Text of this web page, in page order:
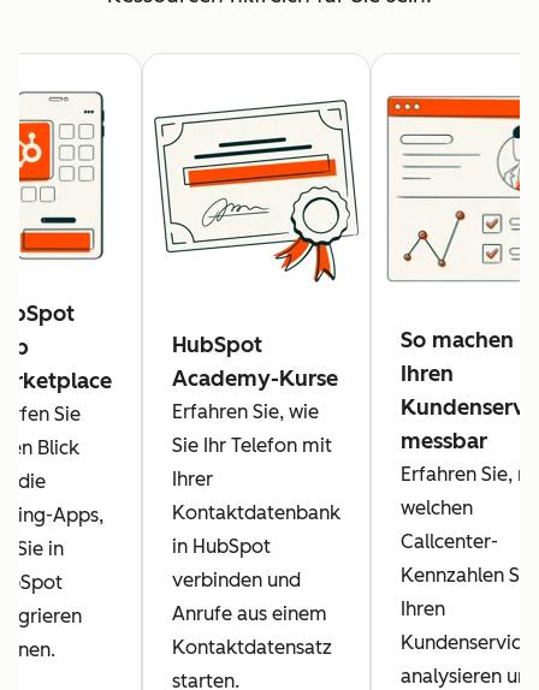
Sie
Blick
die
Apps,
Sie in
HubSpot
Academy-Kurse
Erfahren Sie, wie
Sie Ihr Telefon mit
Ihrer
Kontaktdatenbank
in HubSpot
verbinden und
Anrufe aus einem
Kontaktdatensatz
starten.
So machen
Ihren
messbar
Erfahren Sie,
welchen
Callcenter-
Kennzahlen Sie
Ihren
Kundenservice
analysieren und